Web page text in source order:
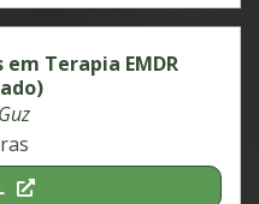
Terapia EMDR